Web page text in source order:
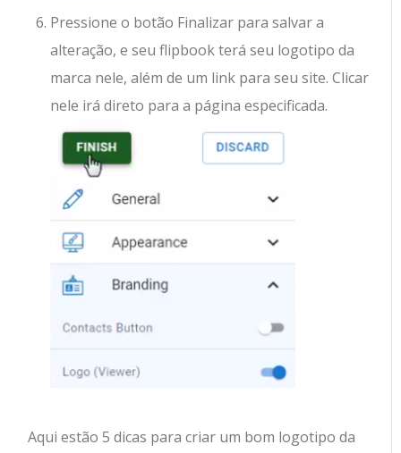
Pressione o botão Finalizar para salvar a
alteração, e seu flipbook terá seu logotipo da
marca nele, além de um link para seu site. Clicar
nele irá direto para a página especificada.
Aqui estão 5 dicas para criar um bom logotipo da